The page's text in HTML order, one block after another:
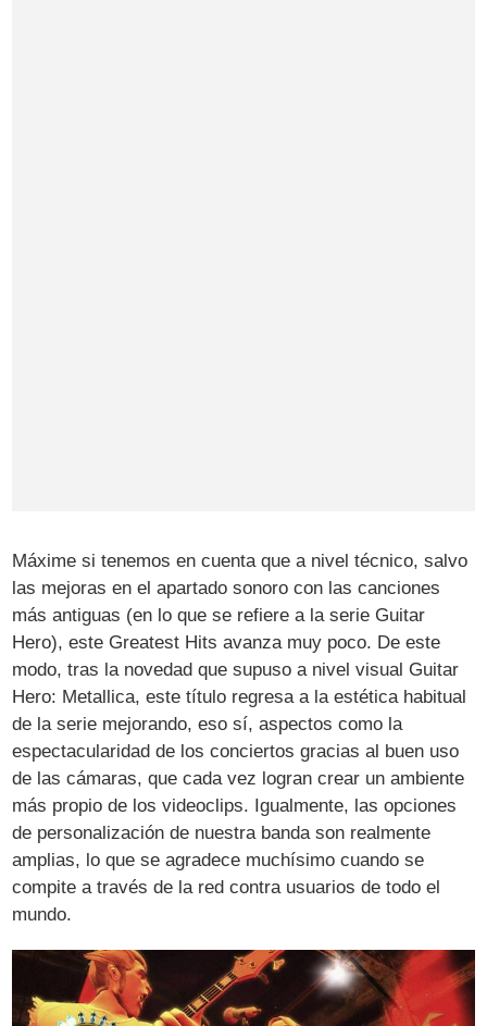
Máxime si tenemos en cuenta que a nivel técnico, salvo
las mejoras en el apartado sonoro con las canciones
más antiguas (en lo que se refiere a la serie Guitar
Hero), este Greatest Hits avanza muy poco. De este
modo, tras la novedad que supuso a nivel visual Guitar
Hero: Metallica, este título regresa a la estética habitual
de la serie mejorando, eso sí, aspectos como la
espectacularidad de los conciertos gracias al buen uso
de las cámaras, que cada vez logran crear un ambiente
más propio de los videoclips. Igualmente, las opciones
de personalización de nuestra banda son realmente
amplias, lo que se agradece muchísimo cuando se
compite a través de la red contra usuarios de todo el
mundo.